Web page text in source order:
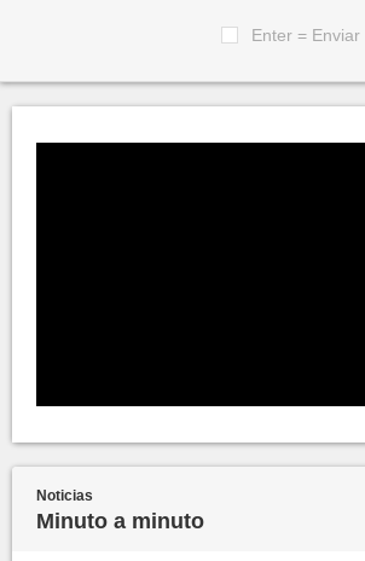
Enter = Enviar
Noticias
Minuto a minuto